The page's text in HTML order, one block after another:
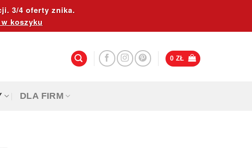
3/4 oferty znika.
w koszyku
0 ZŁ
DLA FIRM